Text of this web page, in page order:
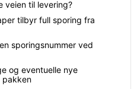
veien til levering?
tilbyr full sporing fra
sporingsnummer ved
og eventuelle nye
pakken